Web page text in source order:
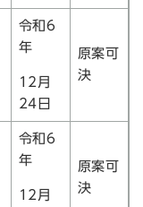
令和6
年
12月
24日
原案可
決
令和6
年
12月
原案可
決